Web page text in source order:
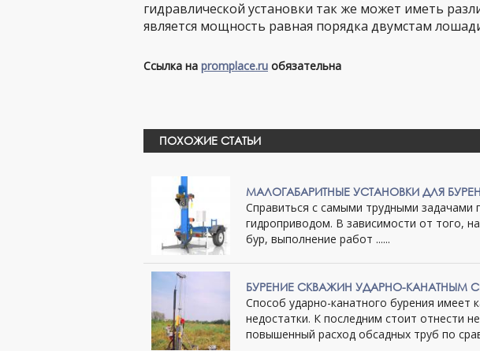
гидравлической установки так же может иметь
является мощность равная порядка двумстам
Ссылка на promplace.ru обязательна
ПОХОЖИЕ СТАТЬИ
МАЛОГАБАРИТНЫЕ УСТАНОВКИ ДЛЯ
Справиться с самыми трудными задачами
гидроприводом. В зависимости от того,
бур, выполнение работ ......
БУРЕНИЕ СКВАЖИН УДАРНО-КАНАТНЫМ
Способ ударно-канатного бурения имеет
недостатки. К последним стоит отнести
повышенный расход обсадных труб по